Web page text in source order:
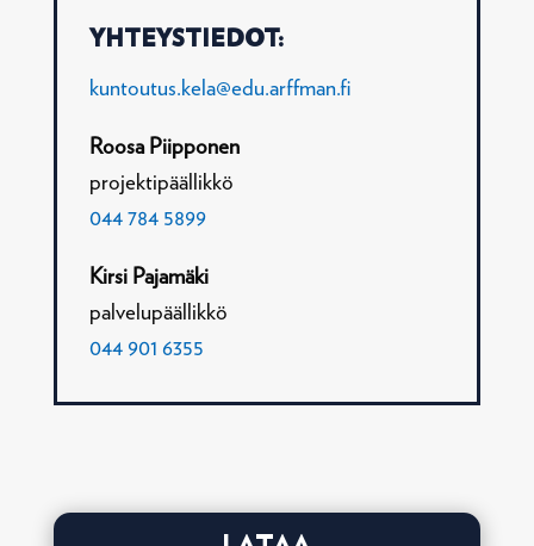
YHTEYSTIEDOT:
kuntoutus.kela@edu.arffman.fi
Roosa Piipponen
projektipäällikkö
044 784 5899
Kirsi Pajamäki
palvelupäällikkö
044 901 6355